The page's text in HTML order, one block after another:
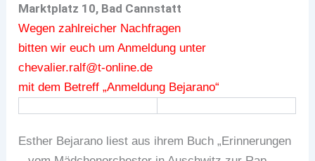
Marktplatz 10, Bad Cannstatt
Wegen zahlreicher Nachfragen
bitten wir euch um Anmeldung unter
chevalier.ralf@t-online.de
mit dem Betreff „Anmeldung Bejarano“
Esther Bejarano liest aus ihrem Buch „Erinnerungen